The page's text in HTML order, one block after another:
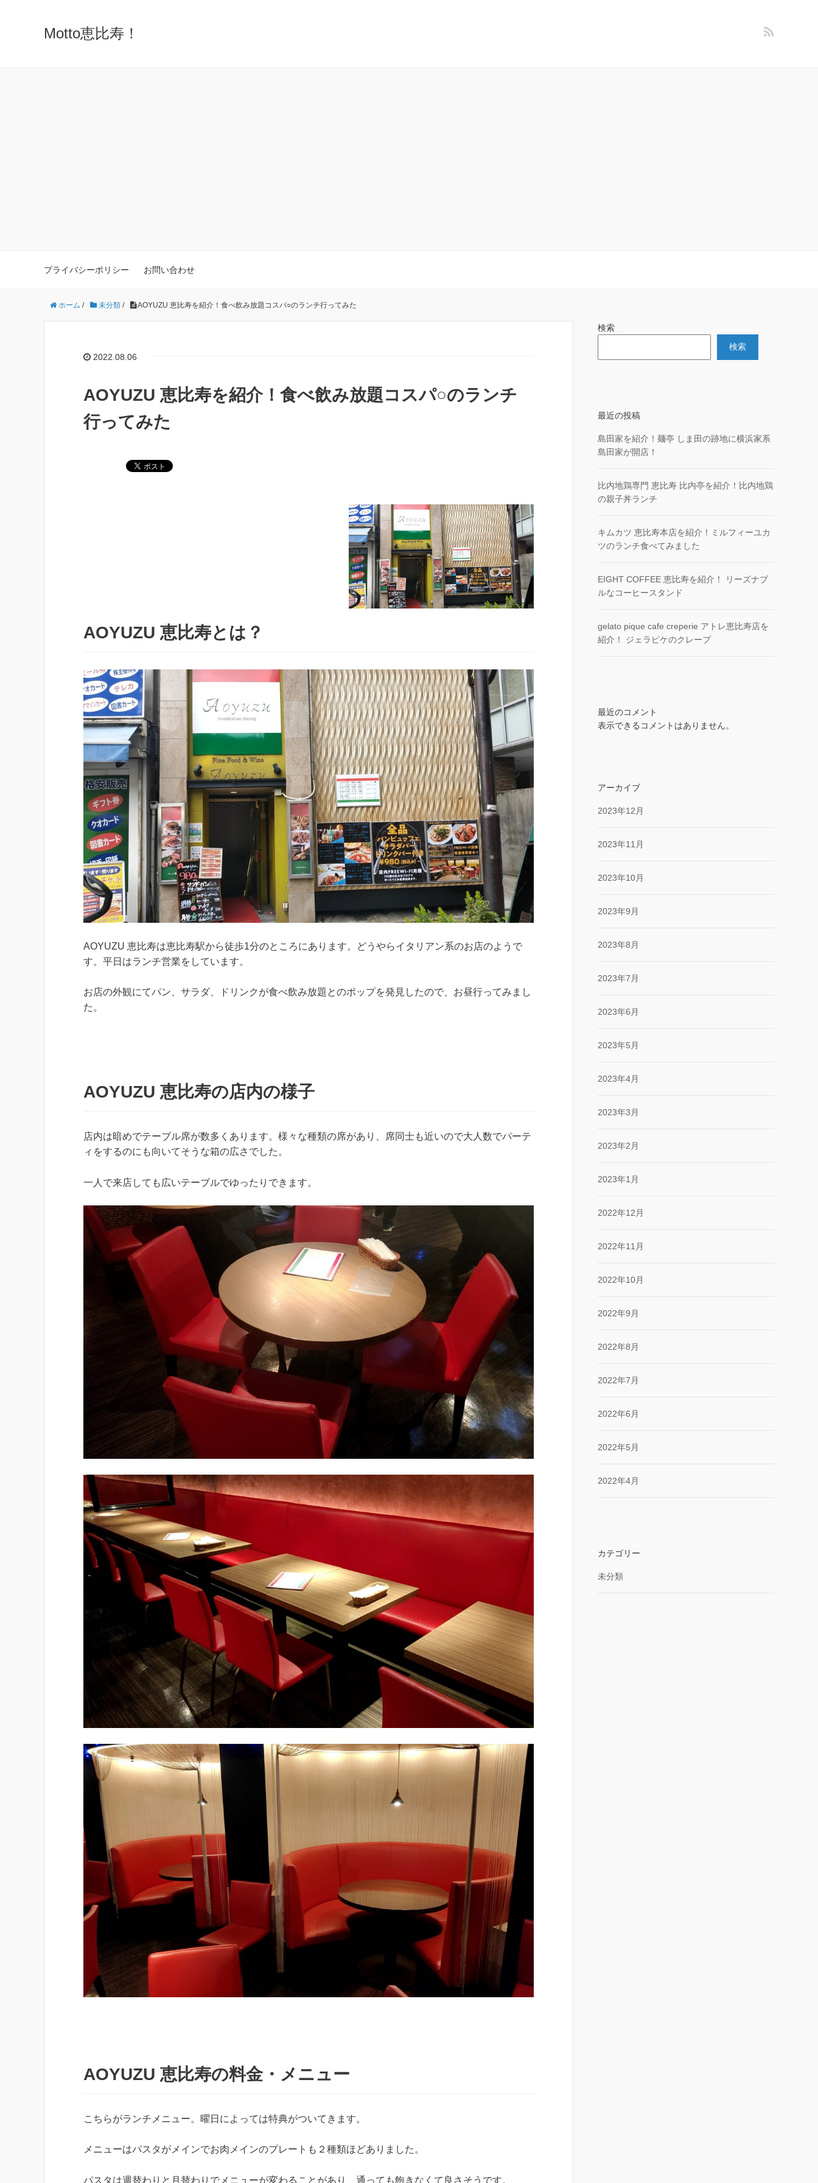
Motto恵比寿！
プライバシーポリシー お問い合わせ
ホーム / 未分類 / AOYUZU 恵比寿を紹介！食べ飲み放題コスパ○のランチ行ってみた
2022.08.06
AOYUZU 恵比寿を紹介！食べ飲み放題コスパ○のランチ
行ってみた
AOYUZU 恵比寿とは？
AOYUZU 恵比寿は恵比寿駅から徒歩1分のところにあります。どうやらイタリアン系のお店のようで
す。平日はランチ営業をしています。
お店の外観にてパン、サラダ、ドリンクが食べ飲み放題とのポップを発見したので、お昼行ってみまし
た。
AOYUZU 恵比寿の店内の様子
店内は暗めでテーブル席が数多くあります。様々な種類の席があり、席同士も近いので大人数でパーテ
ィをするのにも向いてそうな箱の広さでした。
一人で来店しても広いテーブルでゆったりできます。
AOYUZU 恵比寿の料金・メニュー
こちらがランチメニュー。曜日によっては特典がついてきます。
メニューはパスタがメインでお肉メインのプレートも２種類ほどありました。
パスタは週替わりと月替わりでメニューが変わることがあり、通っても飽きなくて良さそうです。
検索
検索
最近の投稿
島田家を紹介！麺亭 しま田の跡地に横浜家系
島田家が開店！
比内地鶏専門 恵比寿 比内亭を紹介！比内地鶏
の親子丼ランチ
キムカツ 恵比寿本店を紹介！ミルフィーユカ
ツのランチ食べてみました
EIGHT COFFEE 恵比寿を紹介！ リーズナブ
ルなコーヒースタンド
gelato pique cafe creperie アトレ恵比寿店を
紹介！ ジェラピケのクレープ
最近のコメント
表示できるコメントはありません。
アーカイブ
2023年12月
2023年11月
2023年10月
2023年9月
2023年8月
2023年7月
2023年6月
2023年5月
2023年4月
2023年3月
2023年2月
2023年1月
2022年12月
2022年11月
2022年10月
2022年9月
2022年8月
2022年7月
2022年6月
2022年5月
2022年4月
カテゴリー
未分類